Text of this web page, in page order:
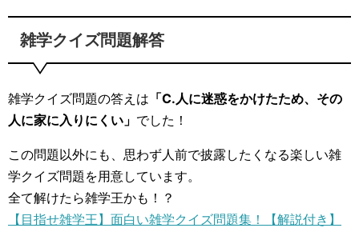
雑学クイズ問題解答
雑学クイズ問題の答えは 「C.人に迷惑をかけたため、その
人に家に入りにくい」 でした！
この問題以外にも、思わず人前で披露したくなる楽しい雑
学クイズ問題を用意しています。
全て解けたら雑学王かも！？
【目指せ雑学王】面白い雑学クイズ問題集！【解説付き】